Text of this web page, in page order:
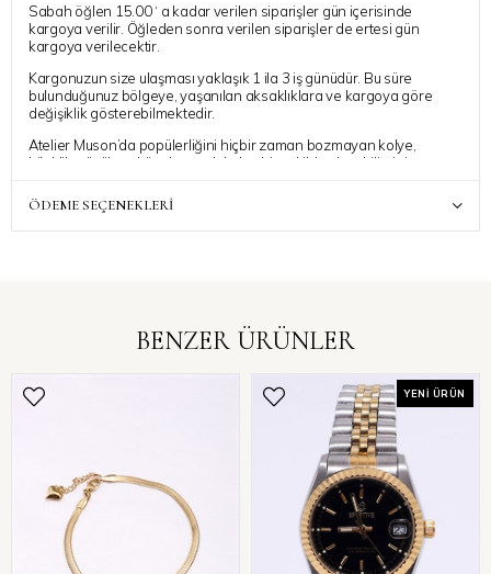
Sabah öğlen 15.00 ‘ a kadar verilen siparişler gün içerisinde
kargoya verilir. Öğleden sonra verilen siparişler de ertesi gün
kargoya verilecektir.
Kargonuzun size ulaşması yaklaşık 1 ila 3 iş günüdür. Bu süre
bulunduğunuz bölgeye, yaşanılan aksaklıklara ve kargoya göre
değişiklik gösterebilmektedir.
Atelier Muson’da popülerliğini hiçbir zaman bozmayan kolye,
bileklik, yüzük ve küpelere çok kolay bir şekilde ulaşabilirsiniz.
Stiline Işıl Kat
ÖDEME SEÇENEKLERI
BENZER ÜRÜNLER
YENI ÜRÜN